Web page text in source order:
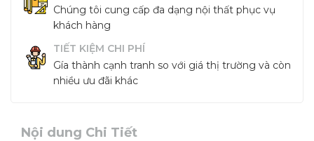
Chúng tôi cung cấp đa dạng nội thất phục vụ
khách hàng
TIẾT KIỆM CHI PHÍ
Gía thành cạnh tranh so với giá thị trường và còn
nhiều ưu đãi khác
Nội dung Chi Tiết